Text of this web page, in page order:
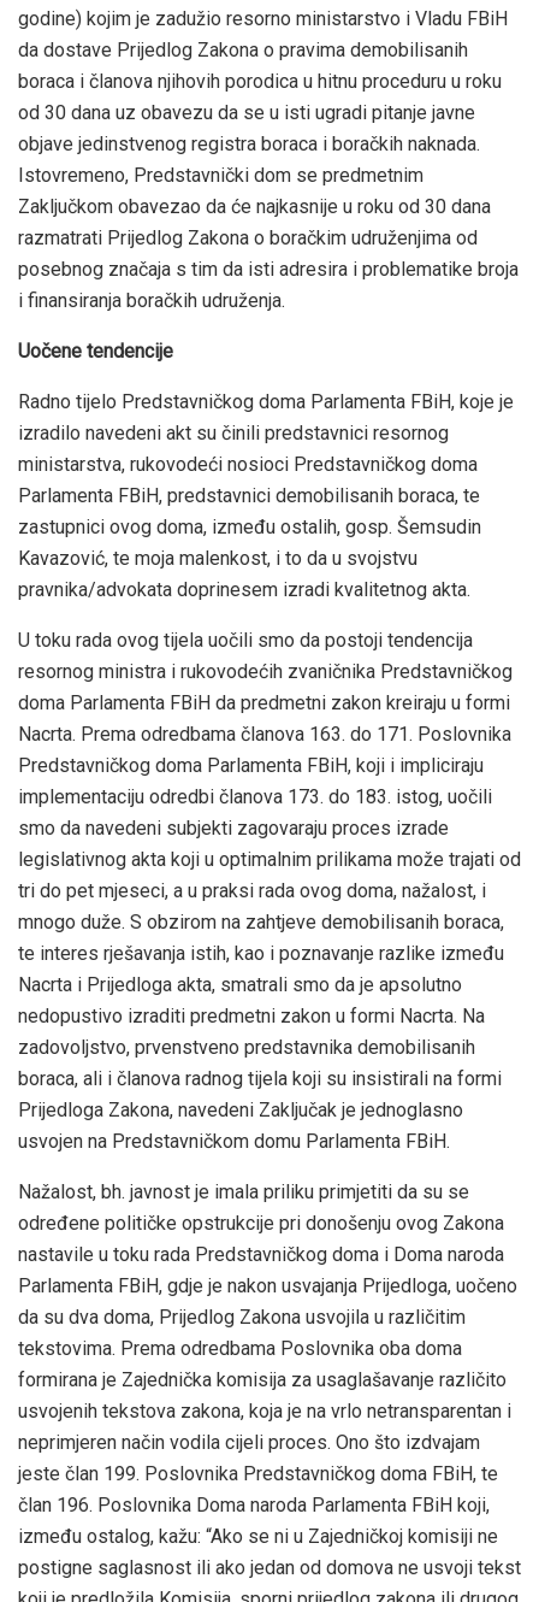
godine) kojim je zadužio resorno ministarstvo i Vladu FBiH
da dostave Prijedlog Zakona o pravima demobilisanih
boraca i članova njihovih porodica u hitnu proceduru u roku
od 30 dana uz obavezu da se u isti ugradi pitanje javne
objave jedinstvenog registra boraca i boračkih naknada.
Istovremeno, Predstavnički dom se predmetnim
Zaključkom obavezao da će najkasnije u roku od 30 dana
razmatrati Prijedlog Zakona o boračkim udruženjima od
posebnog značaja s tim da isti adresira i problematike broja
i finansiranja boračkih udruženja.
Uočene tendencije
Radno tijelo Predstavničkog doma Parlamenta FBiH, koje je
izradilo navedeni akt su činili predstavnici resornog
ministarstva, rukovodeći nosioci Predstavničkog doma
Parlamenta FBiH, predstavnici demobilisanih boraca, te
zastupnici ovog doma, između ostalih, gosp. Šemsudin
Kavazović, te moja malenkost, i to da u svojstvu
pravnika/advokata doprinesem izradi kvalitetnog akta.
U toku rada ovog tijela uočili smo da postoji tendencija
resornog ministra i rukovodećih zvaničnika Predstavničkog
doma Parlamenta FBiH da predmetni zakon kreiraju u formi
Nacrta. Prema odredbama članova 163. do 171. Poslovnika
Predstavničkog doma Parlamenta FBiH, koji i impliciraju
implementaciju odredbi članova 173. do 183. istog, uočili
smo da navedeni subjekti zagovaraju proces izrade
legislativnog akta koji u optimalnim prilikama može trajati od
tri do pet mjeseci, a u praksi rada ovog doma, nažalost, i
mnogo duže. S obzirom na zahtjeve demobilisanih boraca,
te interes rješavanja istih, kao i poznavanje razlike između
Nacrta i Prijedloga akta, smatrali smo da je apsolutno
nedopustivo izraditi predmetni zakon u formi Nacrta. Na
zadovoljstvo, prvenstveno predstavnika demobilisanih
boraca, ali i članova radnog tijela koji su insistirali na formi
Prijedloga Zakona, navedeni Zaključak je jednoglasno
usvojen na Predstavničkom domu Parlamenta FBiH.
Nažalost, bh. javnost je imala priliku primjetiti da su se
određene političke opstrukcije pri donošenju ovog Zakona
nastavile u toku rada Predstavničkog doma i Doma naroda
Parlamenta FBiH, gdje je nakon usvajanja Prijedloga, uočeno
da su dva doma, Prijedlog Zakona usvojila u različitim
tekstovima. Prema odredbama Poslovnika oba doma
formirana je Zajednička komisija za usaglašavanje različito
usvojenih tekstova zakona, koja je na vrlo netransparentan i
neprimjeren način vodila cijeli proces. Ono što izdvajam
jeste član 199. Poslovnika Predstavničkog doma FBiH, te
član 196. Poslovnika Doma naroda Parlamenta FBiH koji,
između ostalog, kažu: “Ako se ni u Zajedničkoj komisiji ne
postigne saglasnost ili ako jedan od domova ne usvoji tekst